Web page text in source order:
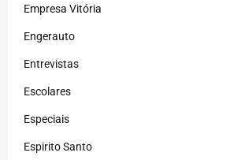
Empresa Vitória
Engerauto
Entrevistas
Escolares
Especiais
Espirito Santo